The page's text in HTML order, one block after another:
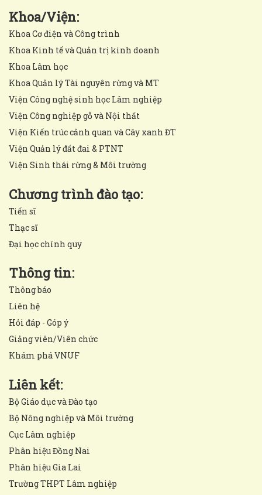
Khoa/Viện:
Khoa Cơ điện và Công trình
Khoa Kinh tế và Quản trị kinh doanh
Khoa Lâm học
Khoa Quản lý Tài nguyên rừng và MT
Viện Công nghệ sinh học Lâm nghiệp
Viện Công nghiệp gỗ và Nội thất
Viện Kiến trúc cảnh quan và Cây xanh ĐT
Viện Quản lý đất đai & PTNT
Viện Sinh thái rừng & Môi trường
Chương trình đào tạo:
Tiến sĩ
Thạc sĩ
Đại học chính quy
Thông tin:
Thông báo
Liên hệ
Hỏi đáp - Góp ý
Giảng viên/Viên chức
Khám phá VNUF
Liên kết:
Bộ Giáo dục và Đào tạo
Bộ Nông nghiệp và Môi trường
Cục Lâm nghiệp
Phân hiệu Đồng Nai
Phân hiệu Gia Lai
Trường THPT Lâm nghiệp